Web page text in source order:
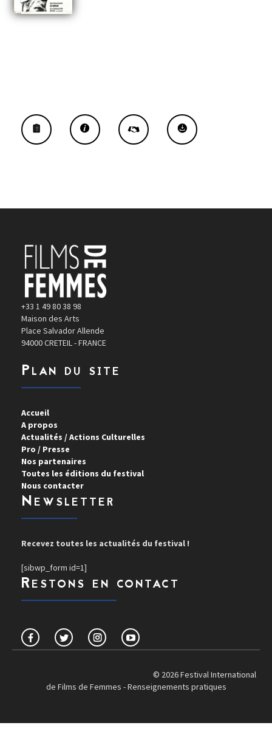
+33 1 49 80 38 98
Maison des Arts
Place Salvador Allende
94000 CRETEIL - FRANCE
Plan du site
Accueil
A propos
Actualités / Actions Culturelles
Pro / Presse
Nos partenaires
Toutes les éditions du festival
Nous contacter
Newsletter
Recevez toutes les actualités du festival !
[sibwp_form id=1]
Restons en contact
© 2026 Festival International
de Films de Femmes -Renseignements pratiques